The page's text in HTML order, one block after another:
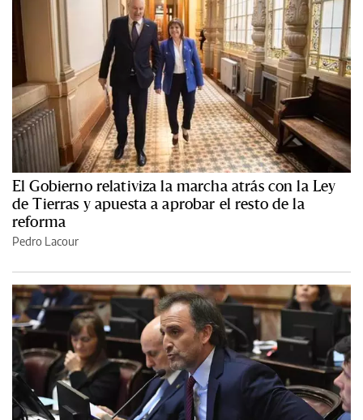
El Gobierno relativiza la marcha atrás con la Ley
de Tierras y apuesta a aprobar el resto de la
reforma
Pedro Lacour